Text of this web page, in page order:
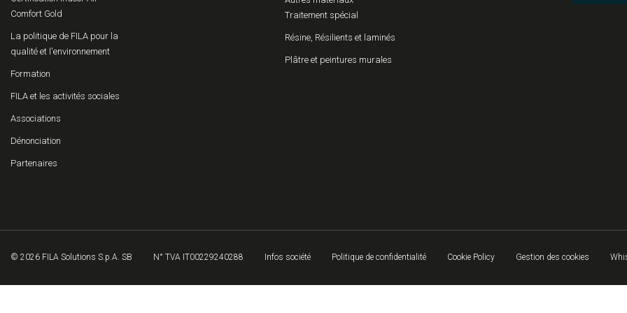
Comfort Gold
La politique de FILA pour la
qualité et l'environnement
Formation
FILA et les activités sociales
Associations
Dénonciation
Partenaires
Traitement spécial
Résine, Résilients et laminés
Plâtre et peintures murales
© 2026 FILA Solutions S.p.A. SB N° TVA IT00229240288 Infos société Politique de confidentialité Cookie Policy Gestion des cookies